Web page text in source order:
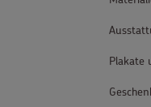
Plakate